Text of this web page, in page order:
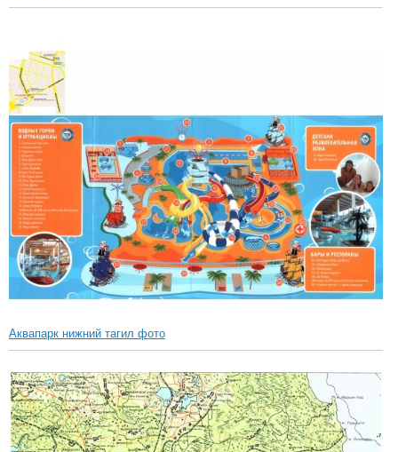
Аквапарк нижний тагил фото